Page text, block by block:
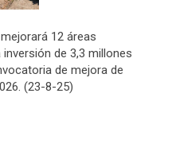
12 áreas
de 3,3 millones
de mejora de
(23-8-25)